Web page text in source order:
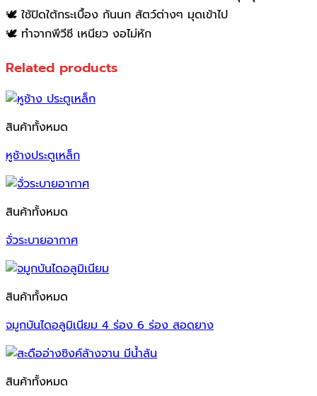
🕊️ ใช้ปิดใต้กระเบื้อง กันนก สัตว์ต่างๆ มุดเข้าไป
🕊️ ทำจากพีวีซี เหนียว งอไม่หัก
Related products
สินค้าทั้งหมด
หูช้างประตูเหล็ก
สินค้าทั้งหมด
จั่วระบายอากาศ
สินค้าทั้งหมด
จมูกบันไดอลูมิเนียม 4 ร่อง 6 ร่อง สอดยาง
สินค้าทั้งหมด